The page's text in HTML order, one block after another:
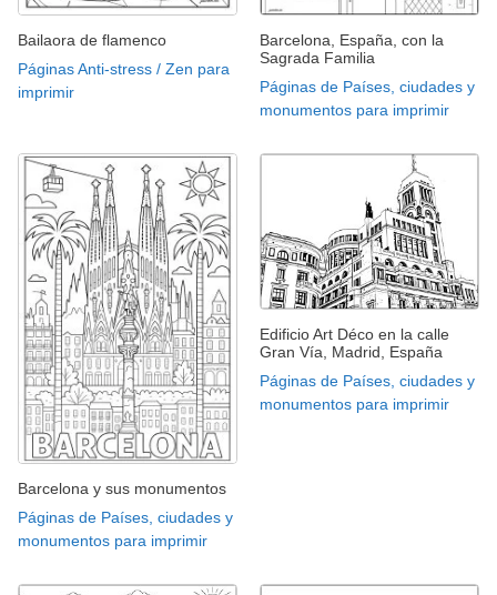
Bailaora de flamenco
Páginas Anti-stress / Zen para
imprimir
Barcelona, España, con la
Sagrada Familia
Páginas de Países, ciudades y
monumentos para imprimir
Barcelona y sus monumentos
Páginas de Países, ciudades y
monumentos para imprimir
Edificio Art Déco en la calle
Gran Vía, Madrid, España
Páginas de Países, ciudades y
monumentos para imprimir